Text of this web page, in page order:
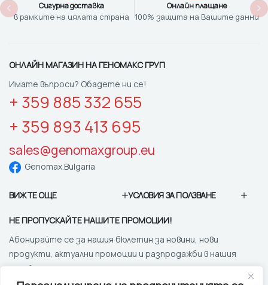
Сигурна доставка
в рамките на цялата страна
Онлайн плащане
100% защита на Вашите данни
ОНЛАЙН МАГАЗИН НА ГЕНОМАКС ГРУП
Имате въпроси? Обадете ни се!
+ 359 885 332 655
+ 359 893 413 695
sales@genomaxgroup.eu
Genomax.Bulgaria
ВИЖТЕ ОЩЕ УСЛОВИЯ ЗА ПОЛЗВАНЕ
НЕ ПРОПУСКАЙТЕ НАШИТЕ ПРОМОЦИИ!
Абонирайте се за нашия бюлетин за новини, нови
продукти, актуални промоции и разпродажби в нашия
онлайн магазин